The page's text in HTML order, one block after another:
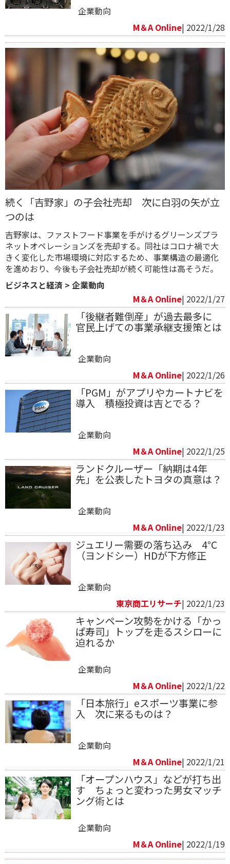
企業動向
M＆A Online| 2022/1/28
続く「吉野家」の子会社売却 次に白羽の矢が立
つのは
吉野家は、ファストフード事業を手がけるグリーンズプラ
ネットオペレーションズを売却する。同社はコロナ禍で大
きく変化した市場環境に対応するため、事業構造の最適化
を進めおり、今後も子会社売却が続く可能性は高そうだ。
ビジネスと経済 > 企業動向
M＆A Online| 2022/1/27
「後継者難倒産」が過去最多に
官民上げての事業承継支援策とは
企業動向
M＆A Online| 2022/1/26
「PGM」がアプリやカートナビを
導入 積極投資は吉とでる？
企業動向
M＆A Online| 2022/1/25
ランドクルーザー「納期は4年
先」を公表したトヨタの真意は？
企業動向
M＆A Online| 2022/1/23
ジュエリー需要の落ち込み 4℃
（ヨンドシー）HDが下方修正
企業動向
東京商工リサーチ| 2022/1/23
キャンペーン攻勢をかける「かっ
ぱ寿司」トップを走るスシローに
迫れるか
企業動向
M＆A Online| 2022/1/22
「日本旅行」eスポーツ事業に参
入 次に来るものは？
企業動向
M＆A Online| 2022/1/21
「オープンハウス」などが打ち出
す ちょっと変わった男女マッチ
ング術とは
企業動向
M＆A Online| 2022/1/19